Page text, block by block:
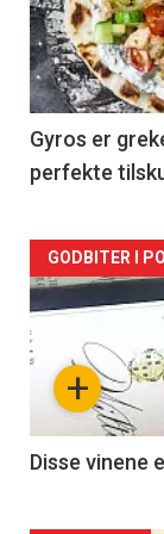
nå
-
2
Gyros er
perfekte
Forsiden
akkurat
nå
3
+
GODBITER I
Disse vinene